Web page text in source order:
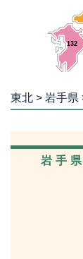
132
東北 > 岩手県
岩手県